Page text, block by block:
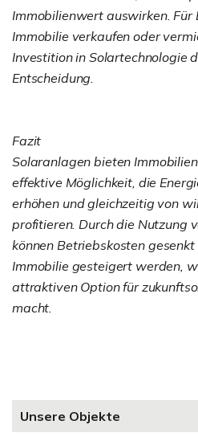
Immobilienwert auswirken. Für
Immobilie verkaufen oder
Investition in Solartechnologie
Entscheidung.
Fazit
Solaranlagen bieten
effektive Möglichkeit, die
erhöhen und gleichzeitig von
profitieren. Durch die Nutzung
können Betriebskosten
Immobilie gesteigert werden,
attraktiven Option für
macht.
Unsere Objekte